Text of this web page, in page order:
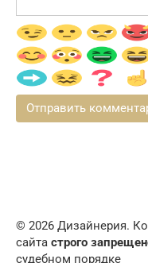
© 2026 Дизайнерия.
сайта строго
судебном порядке